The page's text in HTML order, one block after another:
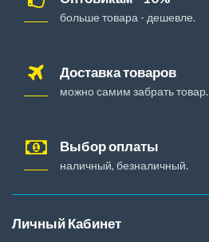
больше товара - дешевле.
Доставка товаров
можно самим забрать товар.
Выбор оплаты
наличный, безналичный.
Личный Кабинет